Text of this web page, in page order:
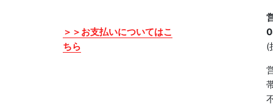
＞＞お支払いについてはこ
ちら
(